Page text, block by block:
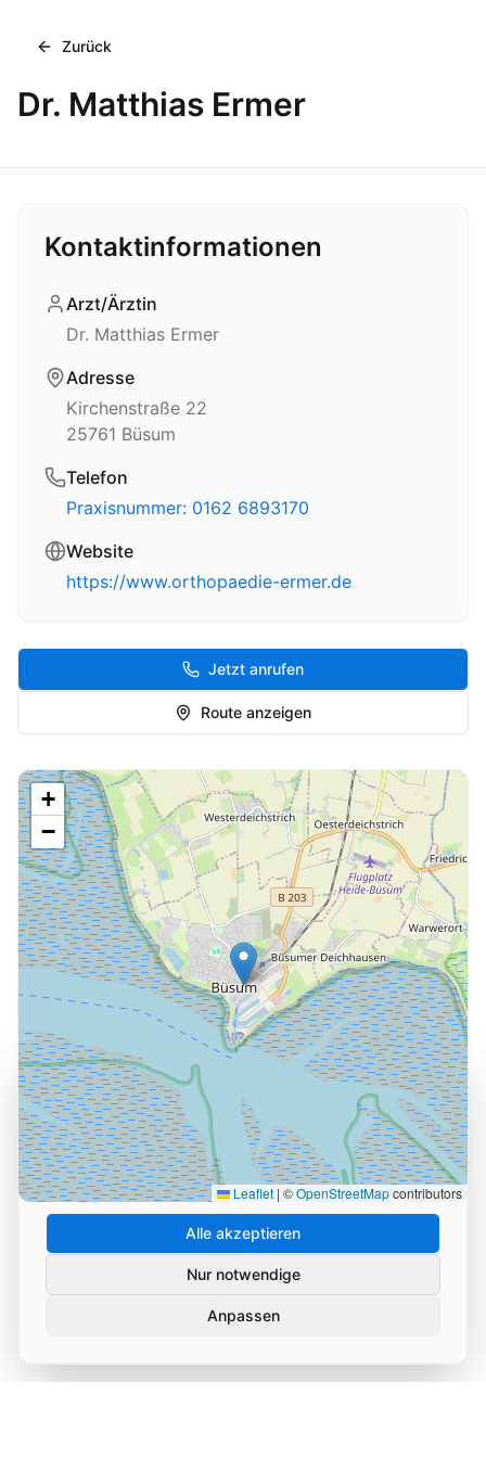
Cookie-Einstellungen
Wir verwenden Cookies und ähnliche Technologien, um
die Nutzung unserer Website zu analysieren und zu
verbessern. Durch Ihre Zustimmung helfen Sie uns,
unseren Service zu optimieren.
Alle akzeptieren
Nur notwendige
Anpassen
Zurück
Dr. Matthias Ermer
Kontaktinformationen
Arzt/Ärztin
Dr. Matthias Ermer
Adresse
Kirchenstraße 22
25761 Büsum
Telefon
Praxisnummer: 0162 6893170
Website
https://www.orthopaedie-ermer.de
Jetzt anrufen
Route anzeigen
+
−
Leaflet | ©OpenStreetMapcontributors